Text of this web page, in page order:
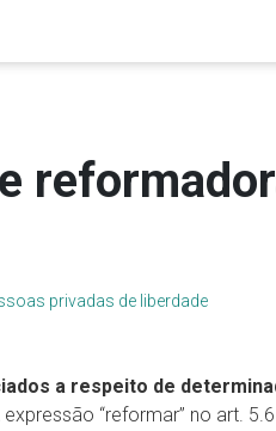
privadas de liberdade
a respeito de
expressão “reformar” no art.